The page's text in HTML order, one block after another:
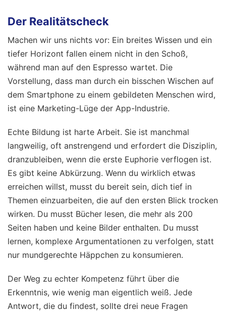
Der Realitätscheck
Machen wir uns nichts vor: Ein breites Wissen und ein
tiefer Horizont fallen einem nicht in den Schoß,
während man auf den Espresso wartet. Die
Vorstellung, dass man durch ein bisschen Wischen auf
dem Smartphone zu einem gebildeten Menschen wird,
ist eine Marketing-Lüge der App-Industrie.
Echte Bildung ist harte Arbeit. Sie ist manchmal
langweilig, oft anstrengend und erfordert die Disziplin,
dranzubleiben, wenn die erste Euphorie verflogen ist.
Es gibt keine Abkürzung. Wenn du wirklich etwas
erreichen willst, musst du bereit sein, dich tief in
Themen einzuarbeiten, die auf den ersten Blick trocken
wirken. Du musst Bücher lesen, die mehr als 200
Seiten haben und keine Bilder enthalten. Du musst
lernen, komplexe Argumentationen zu verfolgen, statt
nur mundgerechte Häppchen zu konsumieren.
Der Weg zu echter Kompetenz führt über die
Erkenntnis, wie wenig man eigentlich weiß. Jede
Antwort, die du findest, sollte drei neue Fragen